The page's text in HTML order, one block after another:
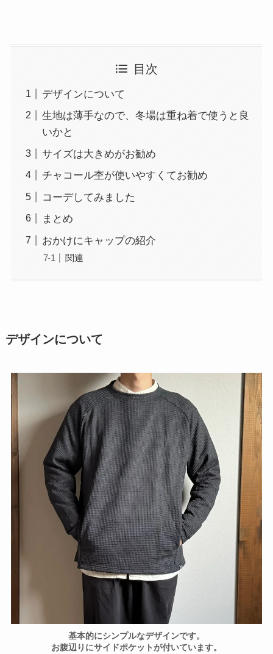
目次
デザインについて
生地は薄手なので、冬場は重ね着で使うと良
いかと
サイズは大きめがお勧め
チャコール杢が使いやすくてお勧め
コーデしてみました
まとめ
おかけにキャップの紹介
関連
デザインについて
基本的にシンプルなデザインです。
お腹辺りにサイドポケットが付いています。